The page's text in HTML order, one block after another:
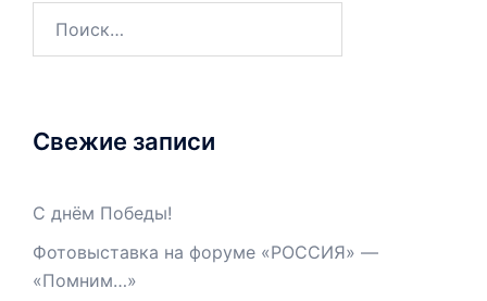
Свежие записи
С днём Победы!
Фотовыставка на форуме «РОССИЯ» —
«Помним…»